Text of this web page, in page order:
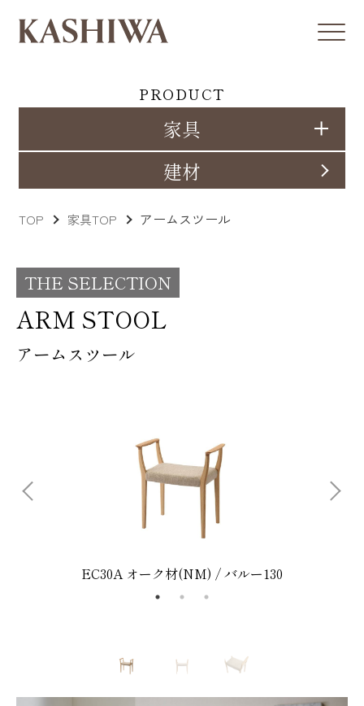
PRODUCT
家具
建材
TOP 家具TOP アームスツール
THE SELECTION
ARM STOOL
アームスツール
EC30A オーク材(NM) / バルー130